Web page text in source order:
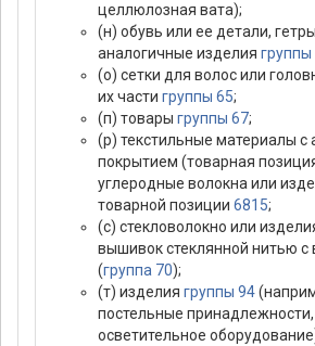
целлюлозная вата);
(н) обувь или ее детали,
аналогичные изделия группы
(о) сетки для волос или
их части группы 65;
(п) товары группы 67;
(р) текстильные материалы с
покрытием (товарная
углеродные волокна или
товарной позиции 6815;
(с) стекловолокно или
вышивок стеклянной нитью
(группа 70);
(т) изделия группы 94
постельные
осветительное